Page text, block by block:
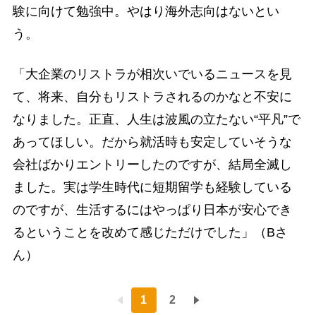
験に向けて勉強中。やはり海外志向はないとい
う。
「大企業のリストラが相次いでいるニュースを見
て、将来、自分もリストラされるのかなと不安に
なりました。正直、人生は波風の立たない“平凡”で
あってほしい。だから就活時も安定していそうな
会社ばかりエントリーしたのですが、結局全滅し
ました。実は学生時代に短期留学も経験している
のですが、生活するにはやっぱり日本が安心でき
るということを改めて感じただけでした」（Bさ
ん）
1 2